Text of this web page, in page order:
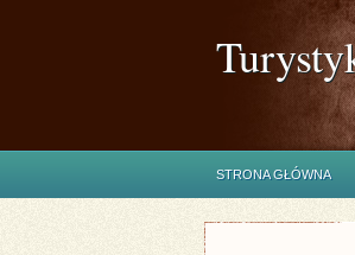
STRONA GŁÓWNA